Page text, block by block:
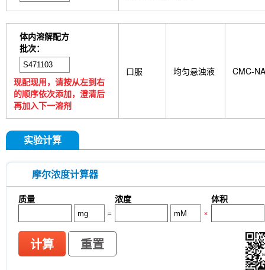
体内溶解配方
批次：
现配现用，请按从左到右
的顺序依次添加，澄清后
再加入下一溶剂
口服 均匀悬浊液 CMC-NA
实验计算
摩尔浓度计算器
质量 浓度
体积
=
×
计算 重置